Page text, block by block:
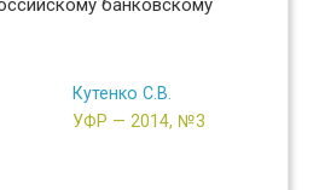
Кутенко С.В.
УФР — 2014, №3